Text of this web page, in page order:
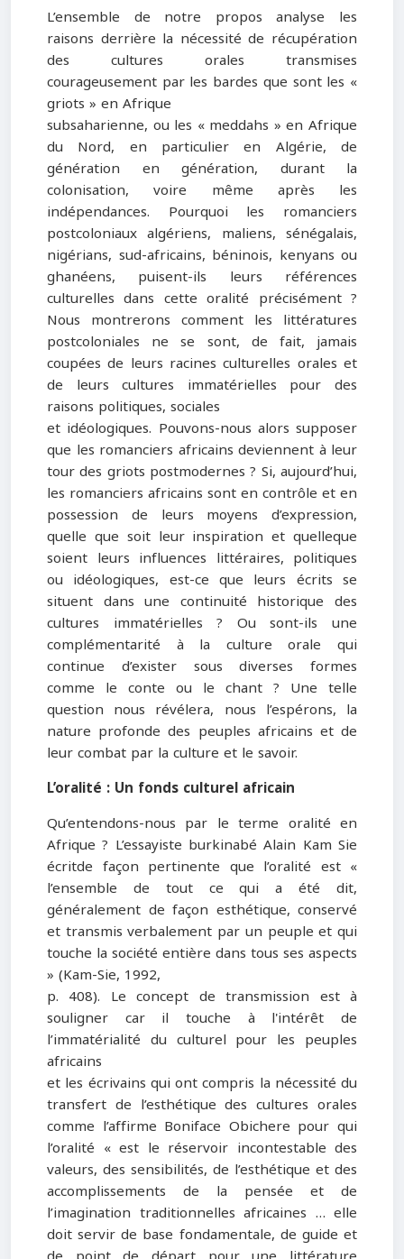
L’ensemble de notre propos analyse les
raisons derrière la nécessité de récupération
des cultures orales transmises
courageusement par les bardes que sont les «
griots » en Afrique
subsaharienne, ou les « meddahs » en Afrique
du Nord, en particulier en Algérie, de
génération en génération, durant la
colonisation, voire même après les
indépendances. Pourquoi les romanciers
postcoloniaux algériens, maliens, sénégalais,
nigérians, sud-africains, béninois, kenyans ou
ghanéens, puisent-ils leurs références
culturelles dans cette oralité précisément ?
Nous montrerons comment les littératures
postcoloniales ne se sont, de fait, jamais
coupées de leurs racines culturelles orales et
de leurs cultures immatérielles pour des
raisons politiques, sociales
et idéologiques. Pouvons-nous alors supposer
que les romanciers africains deviennent à leur
tour des griots postmodernes ? Si, aujourd’hui,
les romanciers africains sont en contrôle et en
possession de leurs moyens d’expression,
quelle que soit leur inspiration et quelleque
soient leurs influences littéraires, politiques
ou idéologiques, est-ce que leurs écrits se
situent dans une continuité historique des
cultures immatérielles ? Ou sont-ils une
complémentarité à la culture orale qui
continue d’exister sous diverses formes
comme le conte ou le chant ? Une telle
question nous révélera, nous l’espérons, la
nature profonde des peuples africains et de
leur combat par la culture et le savoir.
L’oralité : Un fonds culturel africain
Qu’entendons-nous par le terme oralité en
Afrique ? L’essayiste burkinabé Alain Kam Sie
écritde façon pertinente que l’oralité est «
l’ensemble de tout ce qui a été dit,
généralement de façon esthétique, conservé
et transmis verbalement par un peuple et qui
touche la société entière dans tous ses aspects
» (Kam-Sie, 1992,
p. 408). Le concept de transmission est à
souligner car il touche à l'intérêt de
l’immatérialité du culturel pour les peuples
africains
et les écrivains qui ont compris la nécessité du
transfert de l’esthétique des cultures orales
comme l’affirme Boniface Obichere pour qui
l’oralité « est le réservoir incontestable des
valeurs, des sensibilités, de l’esthétique et des
accomplissements de la pensée et de
l’imagination traditionnelles africaines … elle
doit servir de base fondamentale, de guide et